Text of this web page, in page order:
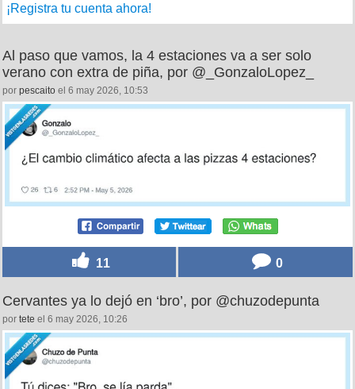
¡Registra tu cuenta ahora!
Al paso que vamos, la 4 estaciones va a ser solo
verano con extra de piña, por @_GonzaloLopez_
por pescaito el 6 may 2026, 10:53
11 0
Cervantes ya lo dejó en ‘bro’, por @chuzodepunta
por tete el 6 may 2026, 10:26